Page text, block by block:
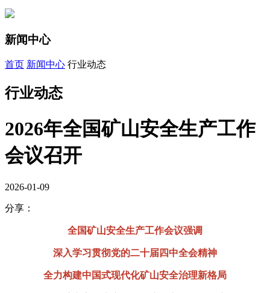
新闻中心
首页 新闻中心 行业动态
行业动态
2026年全国矿山安全生产工作
会议召开
2026-01-09
分享：
全国矿山安全生产工作会议强调
深入学习贯彻党的二十届四中全会精神
全力构建中国式现代化矿山安全治理新格局